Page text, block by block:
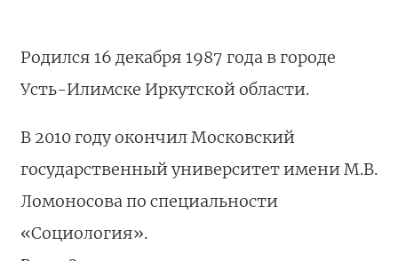
Родился 16 декабря 1987 года в городе
Усть-Илимске Иркутской области.
В 2010 году окончил Московский
государственный университет имени М.В.
Ломоносова по специальности
«Социология».